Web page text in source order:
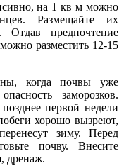
на 1 кв м можно
Размещайте их
предпочтение
разместить 12-15
когда почвы уже
заморозков.
первой недели
хорошо вызреют,
зиму. Перед
почву. Внесите
дренаж.